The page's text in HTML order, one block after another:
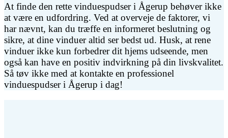
At finde den rette vinduespudser i Ågerup behøver ikke
at være en udfordring. Ved at overveje de faktorer, vi
har nævnt, kan du træffe en informeret beslutning og
sikre, at dine vinduer altid ser bedst ud. Husk, at rene
vinduer ikke kun forbedrer dit hjems udseende, men
også kan have en positiv indvirkning på din livskvalitet.
Så tøv ikke med at kontakte en professionel
vinduespudser i Ågerup i dag!